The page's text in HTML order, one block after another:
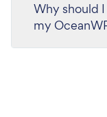
Why should
my